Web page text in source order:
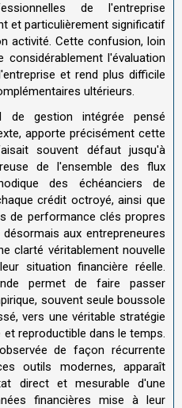
de l'entreprise
et particulièrement significatif
activité. Cette confusion, loin
considérablement l'évaluation
et rend plus difficile
ultérieurs.
de gestion intégrée pensé
apporte précisément cette
souvent défaut jusqu'à
de l'ensemble des flux
des échéanciers de
crédit octroyé, ainsi que
de performance clés propres
aux entrepreneures
clarté véritablement nouvelle
situation financière réelle.
permet de faire passer
souvent seule boussole
vers une véritable stratégie
reproductible dans le temps.
de façon récurrente
outils modernes, apparaît
direct et mesurable d'une
financières mise à leur